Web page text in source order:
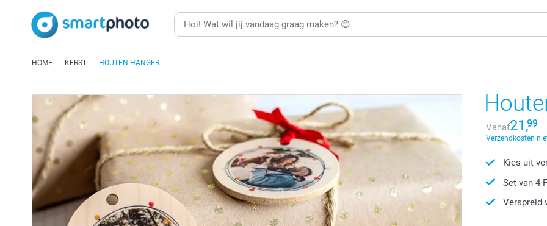
HOME KERST HOUTEN HANGER
Vanaf21,99
Verzendkosten
Kies uit
Set van 4
Verspreid